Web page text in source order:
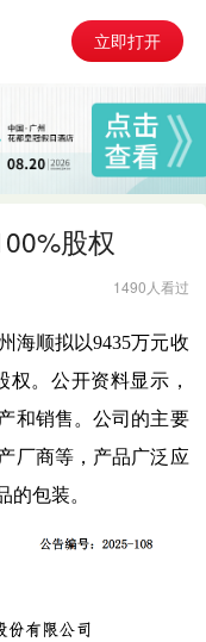
立即打开
股权
1490人看过
海顺拟以9435万元收
权。公开资料显示，
和销售。公司的主要
厂商等，产品广泛应
的包装。